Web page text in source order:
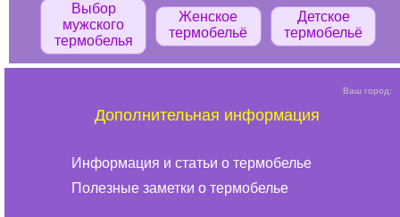
Выбор
мужского
термобелья
Женское
термобельё
Детское
термобельё
Ваш город:
Дополнительная информация
Информация и статьи о термобелье
Полезные заметки о термобелье